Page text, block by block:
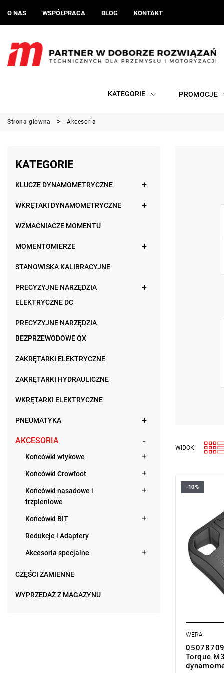
O NAS WSPÓŁPRACA BLOG KONTAKT
KATEGORIE PROMOCJE
Strona główna Akcesoria
KATEGORIE
KLUCZE DYNAMOMETRYCZNE
WKRĘTAKI DYNAMOMETRYCZNE
WZMACNIACZE MOMENTU
MOMENTOMIERZE
STANOWISKA KALIBRACYJNE
PRECYZYJNE NARZĘDZIA
ELEKTRYCZNE DC
PRECYZYJNE NARZĘDZIA
BEZPRZEWODOWE QX
ZAKRĘTARKI ELEKTRYCZNE
ZAKRĘTARKI HYDRAULICZNE
WKRĘTARKI ELEKTRYCZNE
PNEUMATYKA
AKCESORIA
Końcówki wtykowe
Końcówki Crowfoot
Końcówki nasadowe i
trzpieniowe
Końcówki BIT
Redukcje i Adaptery
Akcesoria specjalne
CZĘŚCI ZAMIENNE
WYPRZEDAŻ Z MAGAZYNU
WIDOK:
-10%
WERA
Torque